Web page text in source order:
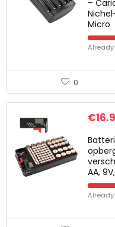
–
Micro
Already
0
€
AA,
Already